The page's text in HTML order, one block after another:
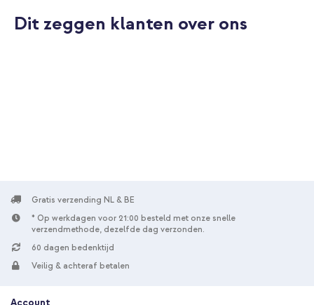
Dit zeggen klanten over ons
Gratis verzending NL & BE
* Op werkdagen voor 21:00 besteld met onze snelle
verzendmethode, dezelfde dag verzonden.
60 dagen bedenktijd
Veilig & achteraf betalen